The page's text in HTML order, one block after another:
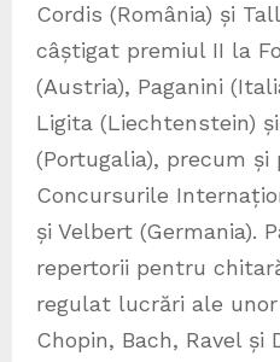
Cordis (România) și
câștigat premiul II la
(Austria), Paganini
Ligita (Liechtenstein)
(Portugalia), precum și
Concursurile
și Velbert (Germania).
repertorii pentru
regulat lucrări ale
Chopin, Bach, Ravel și